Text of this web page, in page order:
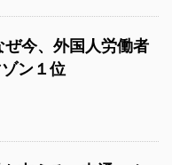
ぜ今、外国人労働者
ン１位